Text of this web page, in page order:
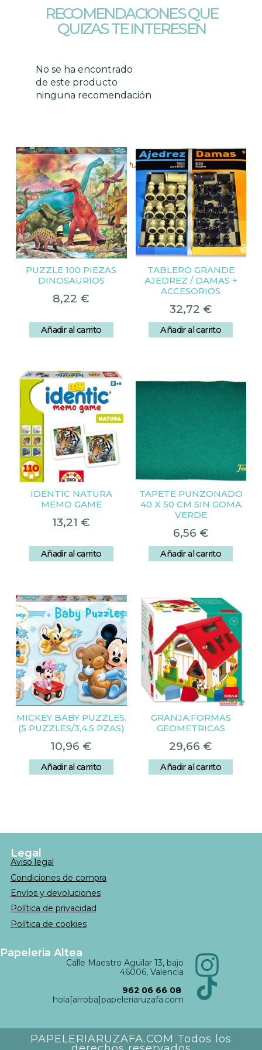
RECOMENDACIONES QUE
QUIZAS TE INTERESEN
No se ha encontrado
de este producto
ninguna recomendación
Productos relacionados
PUZZLE 100 PIEZAS
DINOSAURIOS
8,22 €
Añadir al carrito
TABLERO GRANDE
AJEDREZ / DAMAS +
ACCESORIOS
32,72 €
Añadir al carrito
IDENTIC NATURA
MEMO GAME
13,21 €
Añadir al carrito
TAPETE PUNZONADO
40 X 50 CM SIN GOMA
VERDE
6,56 €
Añadir al carrito
MICKEY BABY PUZZLES.
(5 PUZZLES/3,4,5 PZAS)
10,96 €
Añadir al carrito
GRANJA:FORMAS
GEOMETRICAS
29,66 €
Añadir al carrito
Legal
Aviso legal
Condiciones de compra
Envíos y devoluciones
Política de privacidad
Política de cookies
Papeleria Altea
Calle Maestro Aguilar 13, bajo
46006, Valencia
962 06 66 08
hola[arroba]papeleriaruzafa.com
PAPELERIARUZAFA.COM Todos los